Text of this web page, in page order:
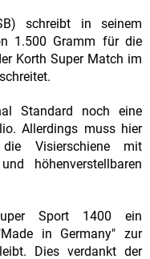
schreibt in seinem
1.500 Gramm für die
Korth Super Match im
Standard noch eine
Allerdings muss hier
Visierschiene mit
höhenverstellbaren
Sport 1400 ein
in Germany" zur
Dies verdankt der